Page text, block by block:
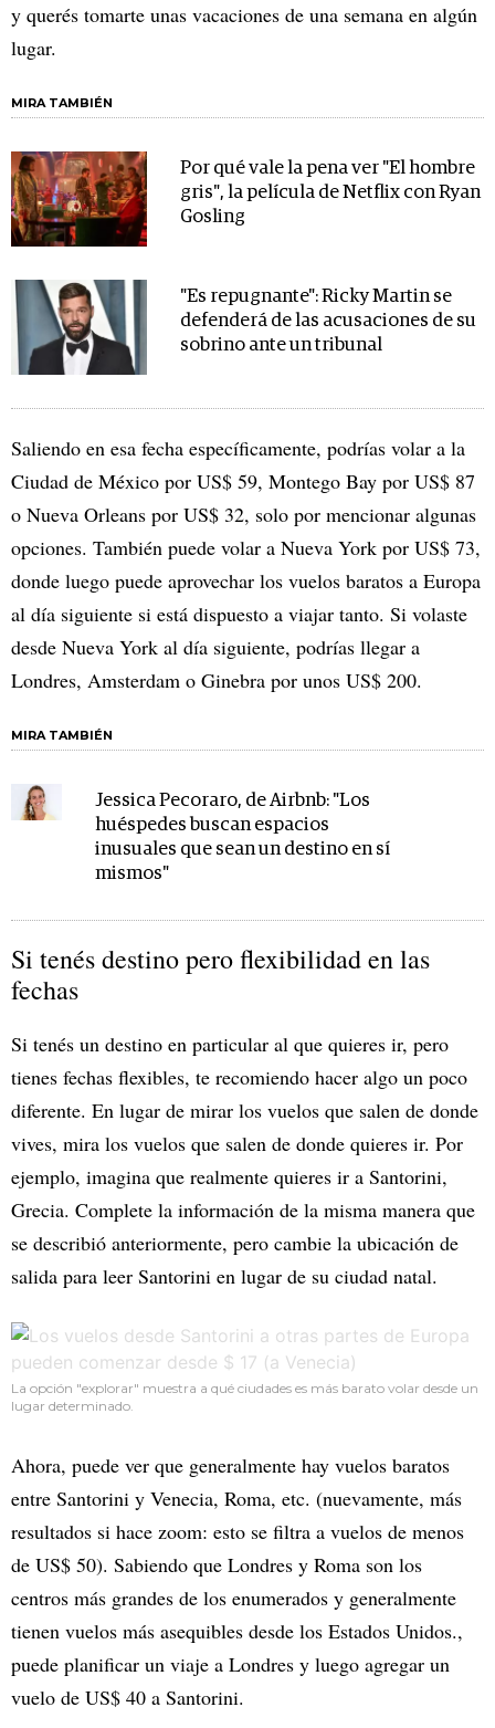
y querés tomarte unas vacaciones de una semana en algún
lugar.
MIRA TAMBIÉN
Por qué vale la pena ver "El hombre
gris", la película de Netflix con Ryan
Gosling
"Es repugnante": Ricky Martin se
defenderá de las acusaciones de su
sobrino ante un tribunal
Saliendo en esa fecha específicamente, podrías volar a la
Ciudad de México por US$ 59, Montego Bay por US$ 87
o Nueva Orleans por US$ 32, solo por mencionar algunas
opciones. También puede volar a Nueva York por US$ 73,
donde luego puede aprovechar los vuelos baratos a Europa
al día siguiente si está dispuesto a viajar tanto. Si volaste
desde Nueva York al día siguiente, podrías llegar a
Londres, Amsterdam o Ginebra por unos US$ 200.
MIRA TAMBIÉN
Jessica Pecoraro, de Airbnb: "Los
huéspedes buscan espacios
inusuales que sean un destino en sí
mismos"
Si tenés destino pero flexibilidad en las
fechas
Si tenés un destino en particular al que quieres ir, pero
tienes fechas flexibles, te recomiendo hacer algo un poco
diferente. En lugar de mirar los vuelos que salen de donde
vives, mira los vuelos que salen de donde quieres ir. Por
ejemplo, imagina que realmente quieres ir a Santorini,
Grecia. Complete la información de la misma manera que
se describió anteriormente, pero cambie la ubicación de
salida para leer Santorini en lugar de su ciudad natal.
La opción "explorar" muestra a qué ciudades es más barato volar desde un
lugar determinado.
Ahora, puede ver que generalmente hay vuelos baratos
entre Santorini y Venecia, Roma, etc. (nuevamente, más
resultados si hace zoom: esto se filtra a vuelos de menos
de US$ 50). Sabiendo que Londres y Roma son los
centros más grandes de los enumerados y generalmente
tienen vuelos más asequibles desde los Estados Unidos.,
puede planificar un viaje a Londres y luego agregar un
vuelo de US$ 40 a Santorini.